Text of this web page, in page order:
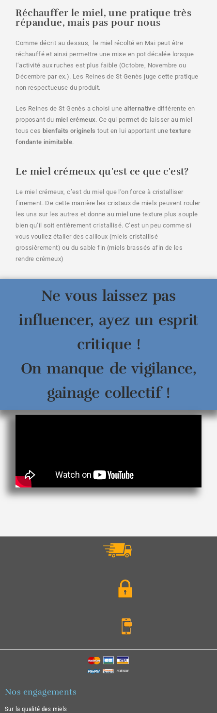
Réchauffer le miel, une pratique très
répandue, mais pas pour nous
Comme décrit au dessus, le miel récolté en Mai peut être
réchauffé et ainsi permettre une mise en pot décalée lorsque
l’activité aux ruches est plus faible (Octobre, Novembre ou
Décembre par ex.). Les Reines de St Genès juge cette pratique
non respectueuse du produit.
Les Reines de St Genès a choisi une alternative différente en
proposant du miel crémeux. Ce qui permet de laisser au miel
tous ces bienfaits originelstout en lui apportant unetexture
fondante inimitable.
Le miel crémeux qu'est ce que c'est?
Le miel crémeux, c’est du miel que l’on force à cristalliser
finement. De cette manière les cristaux de miels peuvent rouler
les uns sur les autres et donne au miel une texture plus souple
bien qu’il soit entièrement cristallisé. C’est un peu comme si
vous vouliez étaller des cailloux (miels cristallisé
grossièrement) ou du sable fin (miels brassés afin de les
rendre crémeux)
Ne vous laissez pas
influencer, ayez un esprit
critique !
On manque de vigilance,
gainage collectif !
Nos engagements
Sur la qualité des miels